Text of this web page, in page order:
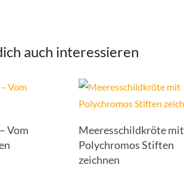
auch interessieren
Vom
Meeresschildkröte mit
Polychromos Stiften
zeichnen